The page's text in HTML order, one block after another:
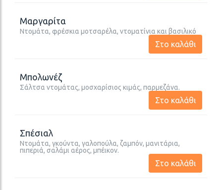
Μαργαρίτα
Ντομάτα, φρέσκια μοτσαρέλα, ντοματίνια και βασιλικό
Στο καλάθι
Μπολωνέζ
Σάλτσα ντομάτας, μοσχαρίσιος κιμάς, παρμεζάνα.
Στο καλάθι
Σπέσιαλ
Ντομάτα, γκούντα, γαλοπούλα, ζαμπόν, μανιτάρια,
πιπεριά, σαλάμι αέρος, μπέικον.
Στο καλάθι